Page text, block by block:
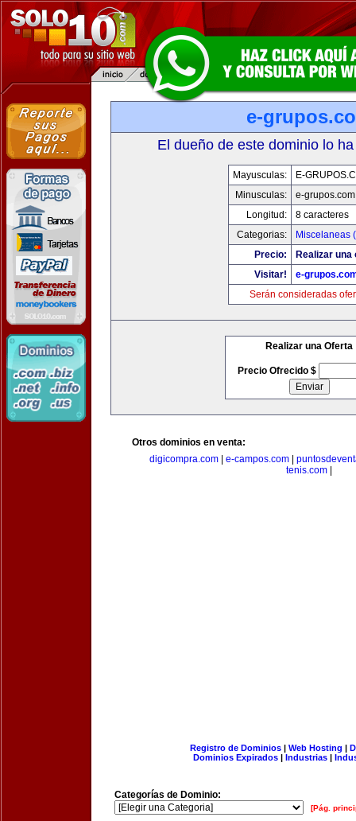
e-
El dueño de este dominio lo
Mayusculas:
E-
Minusculas:
e-grupos.com
Longitud:
8 caracteres
Categorias:
Miscelaneas
Precio:
Realizar una
Visitar!
e-
Serán consideradas
Realizar una Oferta
Precio Ofrecido $
Otros dominios en venta:
digicompra.com
e-campos.com
tenis.com
Registro de Dominios| Web Hosting |
Dominios Expirados | Industrias |
Categorías de Dominio:
[Pág.